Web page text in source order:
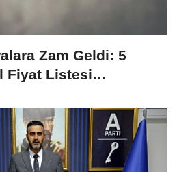
Zam Geldi: 5
Fiyat Listesi